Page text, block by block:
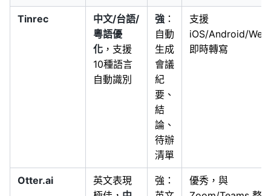
Tinrec
中文/台語/
粵語優
化 ，支援
10種語言
自動識別
強 ：
自動
生成
會議
紀
要、
結
論、
待辦
清單
支援
iOS/Android/Web
即時轉寫
Otter.ai
英文表現
強：
優秀，與